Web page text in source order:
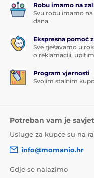
Robu imamo na
Svu robu imamo
dana.
Ekspresna pomoć
Sve rješavamo u
o reklamaciji,
Program vjernosti
Svojim stalnim
Potreban vam je savjet
Usluge za kupce su na
info@momanio.hr
Gdje se nalazimo